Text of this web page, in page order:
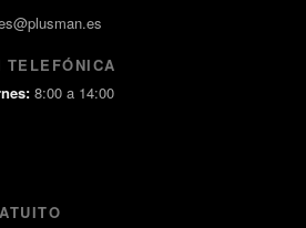
TELEFÓNICA
8:00 a 14:00